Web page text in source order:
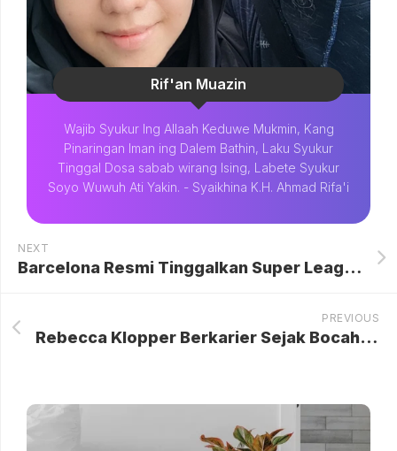
Rif'an Muazin
Wajib Syukur Ing Allaah Keduwe Mukmin, Kang
Pinaringan Iman ing Dalem Bathin, Laku Syukur
Tinggal Dosa sabab wirang Ising, Labete Syukur
Soyo Wuwuh Ati Yakin. - Syaikhina K.H. Ahmad Rifa'i
NEXT
Barcelona Resmi Tinggalkan Super League, Real Madrid Kini Berjuang Sendirian dalam Proyek Kontroversial
PREVIOUS
Rebecca Klopper Berkarier Sejak Bocah, Sedih Kehilangan Masa Muda dan Menemukan Cinta dalam Industri Hiburan